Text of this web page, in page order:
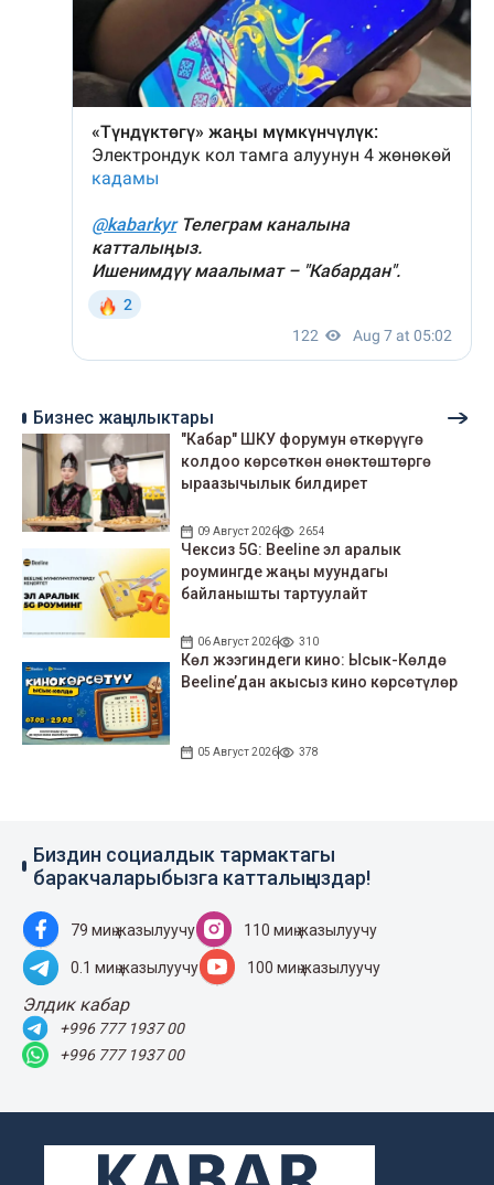
Бизнес жаңылыктары
"Кабар" ШКУ форумун өткөрүүгө
колдоо көрсөткөн өнөктөштөргө
ыраазычылык билдирет
09 Август 2026 2654
Чексиз 5G: Beeline эл аралык
роумингде жаңы муундагы
байланышты тартуулайт
06 Август 2026 310
Көл жээгиндеги кино: Ысык-Көлдө
Beeline’дан акысыз кино көрсөтүлөр
05 Август 2026 378
Биздин социалдык тармактагы
баракчаларыбызга катталыңыздар!
79 миң жазылуучу 110 миң жазылуучу
0.1 миң жазылуучу 100 миң жазылуучу
Элдик кабар
+996 777 1937 00
+996 777 1937 00